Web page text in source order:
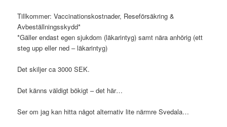
Tillkommer: Vaccinationskostnader, Reseförsäkring &
Avbeställningsskydd*
*Gäller endast egen sjukdom (läkarintyg) samt nära anhörig (ett
steg upp eller ned – läkarintyg)
Det skiljer ca 3000 SEK.
Det känns väldigt bökigt – det här…
Ser om jag kan hitta något alternativ lite närmre Svedala…